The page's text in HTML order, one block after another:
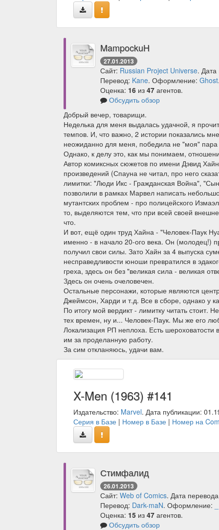
MampockuH
27.01.2013
Сайт: Russian Project Universe.
Перевод: Kane. Оформление: Ghost
Оценка: 16 из 47 агентов.
Обсудить обзор
Добрый вечер, товарищи.
Неделька для меня выдалась удачной, я
темпов. И, что важно, 2 истории показались
неожиданно для меня, победила не "моя"
Однако, к делу это, как мы понимаем,
Автор комиксных сюжетов по имени Дэвид
произведений (Спауна не читал, про него
лимитки: "Люди Икс - Гражданская Война",
позволили в рамках Марвел написать
мутантских проблем - про полицейского
то, выделяются тем, что при всей своей
что.
И вот, ещё один труд Хайна - "Человек-Паук
именно - в начало 20-ого века. Он (молодец!)
получил свои силы. Зато Хайн за 4 выпуска
несправедливости юноши превратился в
греха, здесь он без "великая сила - великая
Здесь он очень очеловечен.
Остальные персонажи, которые являются
Джеймсон, Харди и т.д. Все в сборе, однако у
По итогу мой вердикт - лимитку читать
тех времен, ну и... Человек-Паук. Мы же его
Локализация РП неплоха. Есть
им за проделанную работу.
За сим откланяюсь, удачи вам.
X-Men (1963) #141
Издательство: Marvel. Дата публикации:
Серия в Базе | Номер в Базе | Номер на
Стимфалид
26.01.2013
Сайт: Web of Comics. Дата
Перевод: Dark-maN. Оформление:
Оценка: 15 из 47 агентов.
Обсудить обзор